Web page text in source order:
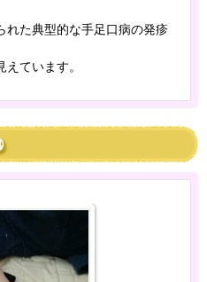
れた典型的な手足口病の発疹
ています。